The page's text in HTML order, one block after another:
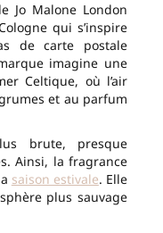
Jo Malone London
qui s’inspire
de carte postale
imagine une
Celtique, où l’air
et au parfum
brute, presque
Ainsi, la fragrance
saison estivale. Elle
plus sauvage